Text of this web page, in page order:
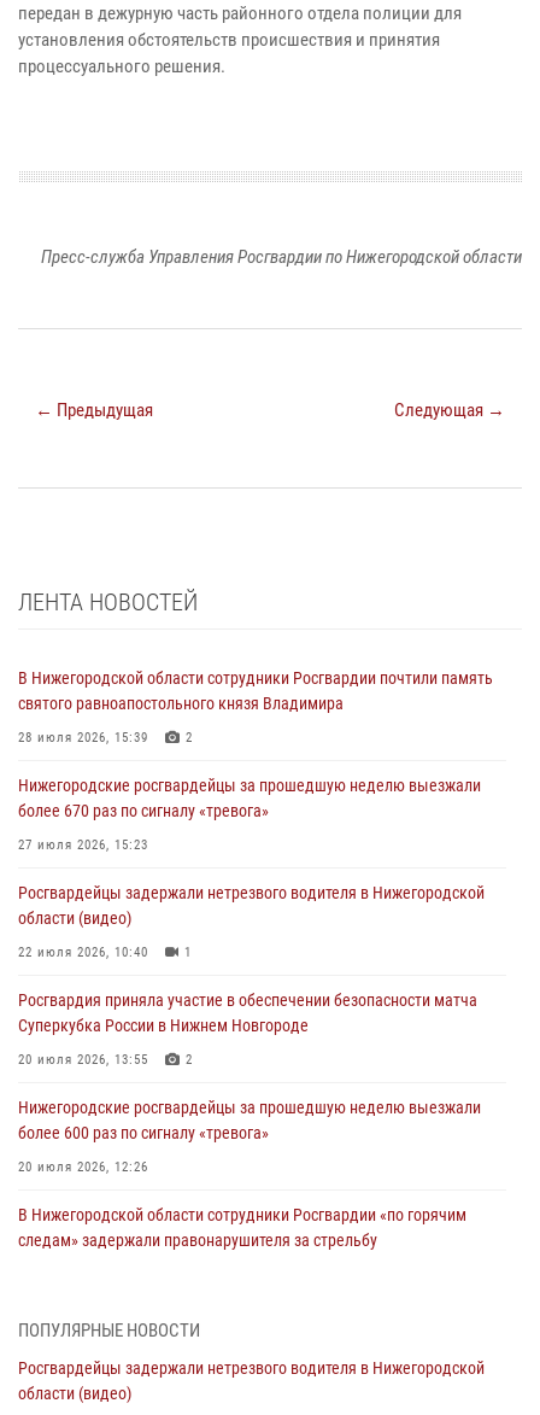
передан в дежурную часть районного отдела полиции для
установления обстоятельств происшествия и принятия
процессуального решения.
Пресс-служба Управления Росгвардии по Нижегородской области
← Предыдущая Следующая →
ЛЕНТА НОВОСТЕЙ
В Нижегородской области сотрудники Росгвардии почтили память
святого равноапостольного князя Владимира
28 июля 2026, 15:39 2
Нижегородские росгвардейцы за прошедшую неделю выезжали
более 670 раз по сигналу «тревога»
27 июля 2026, 15:23
Росгвардейцы задержали нетрезвого водителя в Нижегородской
области (видео)
22 июля 2026, 10:40 1
Росгвардия приняла участие в обеспечении безопасности матча
Суперкубка России в Нижнем Новгороде
20 июля 2026, 13:55 2
Нижегородские росгвардейцы за прошедшую неделю выезжали
более 600 раз по сигналу «тревога»
20 июля 2026, 12:26
В Нижегородской области сотрудники Росгвардии «по горячим
следам» задержали правонарушителя за стрельбу
В Нижегородской области продолжаются мероприятия в рамках
16 июля 2026, 05:00
ПОПУЛЯРНЫЕ НОВОСТИ
Росгвардейцы задержали нетрезвого водителя в Нижегородской
области (видео)